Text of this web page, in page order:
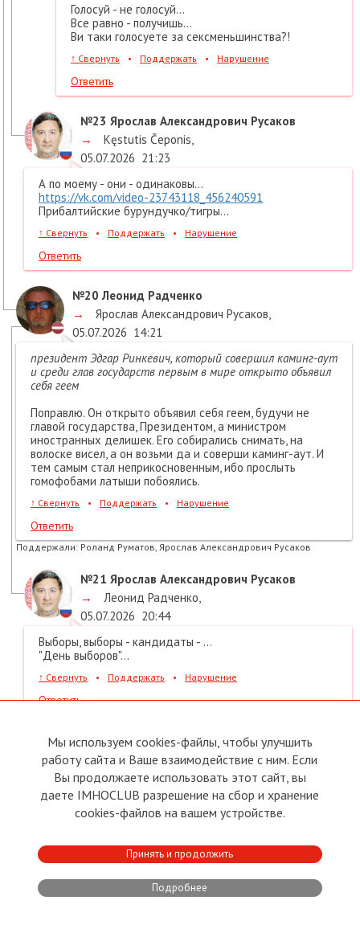
Голосуй - не голосуй...
Все равно - получишь...
Ви таки голосуете за сексменьшинства?!
↑ Свернуть • Поддержать • Нарушение
Ответить
№23 Ярослав Александрович Русаков
→
Kęstutis Čeponis
05.07.2026 21:23
А по моему - они - одинаковы...
https://vk.com/video-23743118_456240591
Прибалтийские бурундучко/тигры...
↑ Свернуть • Поддержать • Нарушение
Ответить
№20 Леонид Радченко
→
Ярослав Александрович Русаков
05.07.2026 14:21
президент Эдгар Ринкевич, который совершил каминг-аут
и среди глав государств первым в мире открыто объявил
себя геем
Поправлю. Он открыто объявил себя геем, будучи не
главой государства, Президентом, а министром
иностранных делишек. Его собирались снимать, на
волоске висел, а он возьми да и соверши каминг-аут. И
тем самым стал неприкосновенным, ибо прослыть
гомофобами латыши побоялись.
↑ Свернуть • Поддержать • Нарушение
Ответить
Поддержали: Роланд Руматов, Ярослав Александрович Русаков
№21 Ярослав Александрович Русаков
→
Леонид Радченко
05.07.2026 20:44
Выборы, выборы - кандидаты - ...
"День выборов"...
↑ Свернуть • Поддержать • Нарушение
Ответить
Наверх ↑ В начало дискуссии
Еще по теме
Владимир Корнилов
Мы используем cookies-файлы, чтобы улучшить
работу сайта и Ваше взаимодействие с ним. Если
Вы продолжаете использовать этот сайт, вы
даете IMHOCLUB разрешение на сбор и хранение
cookies-файлов на вашем устройстве.
Принять и продолжить
Подробнее